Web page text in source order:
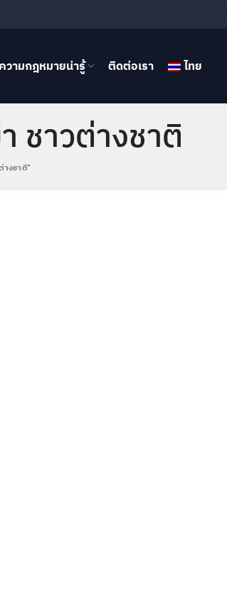
วามกฎหมายน่ารู้ ติดต่อเรา ไทย
ชาวต่างชาติ
างชาติ"